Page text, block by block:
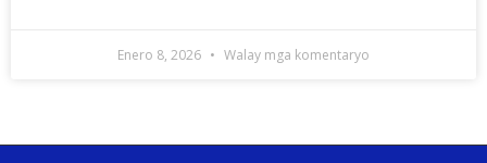
Enero 8, 2026 Walay mga komentaryo